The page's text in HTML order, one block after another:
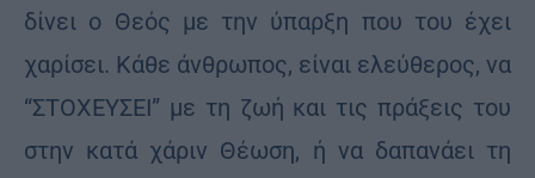
δίνει ο Θεός με την ύπαρξη που του έχει
χαρίσει. Κάθε άνθρωπος, είναι ελεύθερος, να
“ΣΤΟΧΕΥΣΕΙ” με τη ζωή και τις πράξεις του
στην κατά χάριν Θέωση, ή να δαπανάει τη